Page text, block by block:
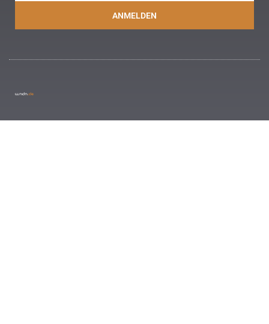
ANMELDEN